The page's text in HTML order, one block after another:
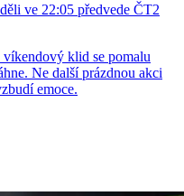
ve 22:05 předvede ČT2
klid se pomalu
Ne další prázdnou akci
emoce.